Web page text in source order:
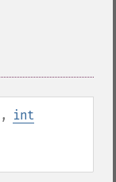
,
int